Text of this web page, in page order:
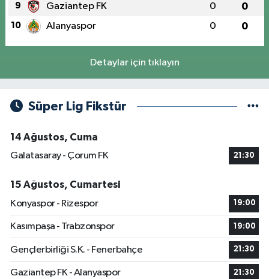
9 Gaziantep FK 0 0
10 Alanyaspor 0 0
Detaylar için tıklayın
Süper Lig Fikstür
14 Ağustos, Cuma
Galatasaray - Çorum FK
21:30
15 Ağustos, Cumartesi
Konyaspor - Rizespor
19:00
Kasımpaşa - Trabzonspor 19:00
Gençlerbirliği S.K. - Fenerbahçe 21:30
Gaziantep FK - Alanyaspor 21:30